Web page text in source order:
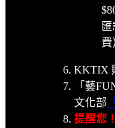
費
KKTIX
「藝
文化部
提醒您